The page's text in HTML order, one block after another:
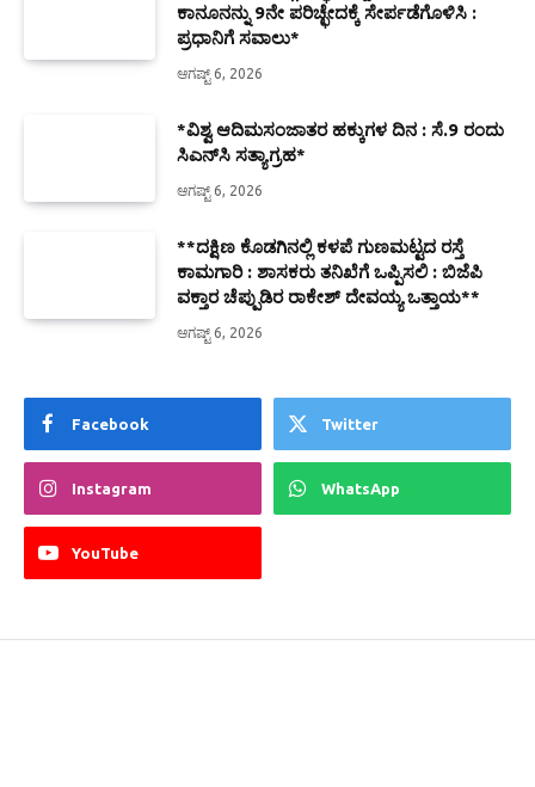
ಕಾನೂನನ್ನು 9ನೇ ಪರಿಚ್ಛೇದಕ್ಕೆ ಸೇರ್ಪಡೆಗೊಳಿಸಿ :
ಪ್ರಧಾನಿಗೆ ಸವಾಲು*
ಆಗಷ್ಟ್ 6, 2026
*ವಿಶ್ವ ಆದಿಮಸಂಜಾತರ ಹಕ್ಕುಗಳ ದಿನ : ಸೆ.9 ರಂದು
ಸಿಎನ್‌ಸಿ ಸತ್ಯಾಗ್ರಹ*
ಆಗಷ್ಟ್ 6, 2026
**ದಕ್ಷಿಣ ಕೊಡಗಿನಲ್ಲಿ ಕಳಪೆ ಗುಣಮಟ್ಟದ ರಸ್ತೆ
ಕಾಮಗಾರಿ : ಶಾಸಕರು ತನಿಖೆಗೆ ಒಪ್ಪಿಸಲಿ : ಬಿಜೆಪಿ
ವಕ್ತಾರ ಚೆಪ್ಪುಡಿರ ರಾಕೇಶ್ ದೇವಯ್ಯ ಒತ್ತಾಯ**
ಆಗಷ್ಟ್ 6, 2026
Facebook Twitter
Instagram WhatsApp
YouTube